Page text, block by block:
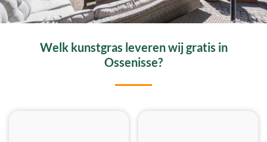
Welk kunstgras leveren wij gratis in
Ossenisse?